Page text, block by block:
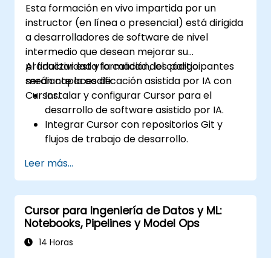
Esta formación en vivo impartida por un
instructor (en línea o presencial) está dirigida
a desarrolladores de software de nivel
intermedio que desean mejorar su
productividad y la calidad del código
mediante la codificación asistida por IA con
Cursor.
Al finalizar esta formación, los participantes
serán capaces de:
Instalar y configurar Cursor para el
desarrollo de software asistido por IA.
Integrar Cursor con repositorios Git y
flujos de trabajo de desarrollo.
depurar y optimizar código.
Aprovechar las capacidades de IA para la
refactorización, documentación y
pruebas.
Leer más...
Cursor para Ingeniería de Datos y ML:
Notebooks, Pipelines y Model Ops
14 Horas